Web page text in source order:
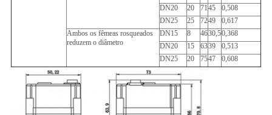
DN20
20 71 45
0,508
DN25
25 7249
0,617
Ambos os fêmeas rosqueados
reduzem o diâmetro
DN15 8 4630,50,368
DN20
15 6339
0,513
DN25
20 7547 0,608